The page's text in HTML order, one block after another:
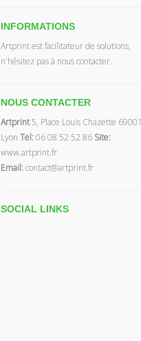
INFORMATIONS
Artprint est facilitateur de solutions,
n'hésitez pas à nous contacter.
NOUS CONTACTER
Artprint5, Place Louis Chazette 69001
Lyon Tel:06 08 52 52 86 Site:
www.artprint.fr
Email:contact@artprint.fr
SOCIAL LINKS